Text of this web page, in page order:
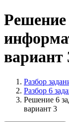
вариант
Разбор
Разбор 6
Решение 6
вариант 3